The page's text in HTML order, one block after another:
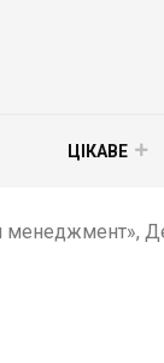
ЦІКАВЕ
менеджмент»,